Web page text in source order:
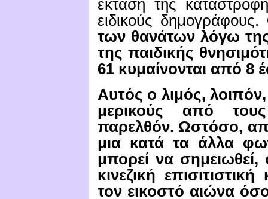
έκταση της
ειδικούς δημογράφους.
των θανάτων λόγω
της παιδικής
61 κυμαίνονται από 8
Αυτός ο λιμός,
μερικούς από
παρελθόν. Ωστόσο,
μια κατά τα άλλα
μπορεί να σημειωθεί,
κινεζική
τον εικοστό αιώνα